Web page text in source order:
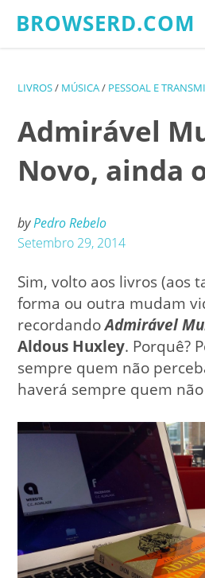
BROWSERD.COM
LIVROS/ MÚSICA/ PESSOAL E
Admirável
Novo, ainda
byPedro Rebelo
Setembro 29, 2014
Sim, volto aos livros (aos
forma ou outra mudam
recordandoAdmirável
Aldous Huxley. Porquê?
sempre quem não
haverá sempre quem